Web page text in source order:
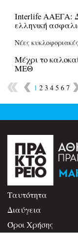
Interlife ΑΑΕΓΑ:
ελληνική
Νέες
Μέχρι το
ΜΕΘ
1 2 3 4 5 6 7
Ταυτότητα
Διαύγεια
Όροι Χρήσης